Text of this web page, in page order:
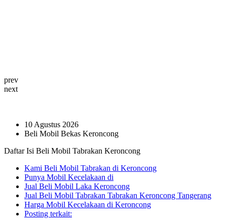
prev
next
10 Agustus 2026
Beli Mobil Bekas Keroncong
Daftar Isi Beli Mobil Tabrakan Keroncong
Kami Beli Mobil Tabrakan di Keroncong
Punya Mobil Kecelakaan di
Jual Beli Mobil Laka Keroncong
Jual Beli Mobil Tabrakan Tabrakan Keroncong Tangerang
Harga Mobil Kecelakaan di Keroncong
Posting terkait: